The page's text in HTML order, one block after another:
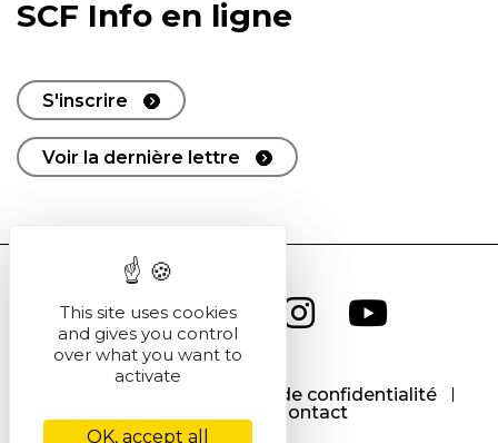
SCF Info en ligne
S'inscrire
Voir la dernière lettre
Politique de confidentialité
Contact
This site uses cookies
and gives you control
over what you want to
activate
OK, accept all